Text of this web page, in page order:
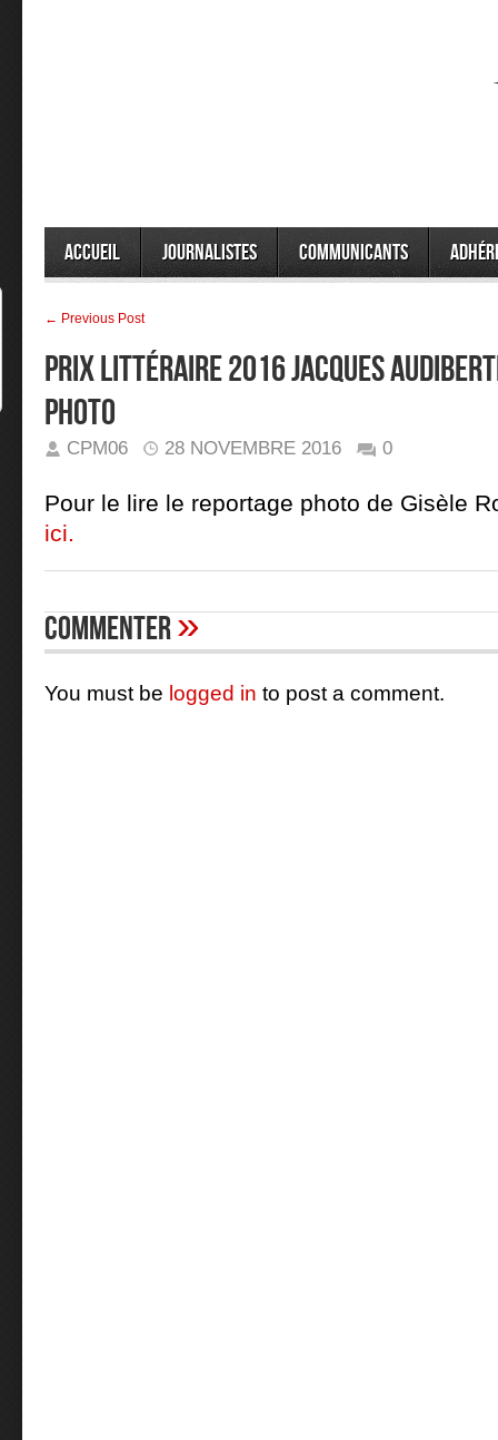
Accueil Journalistes Communicants
← Previous Post
Prix Littéraire 2016 JACQUES
photo
CPM06 28 NOVEMBRE 2016 0
Pour le lire le reportage photo de Gisèle
ici.
Commenter»
You must be logged in to post a comment.